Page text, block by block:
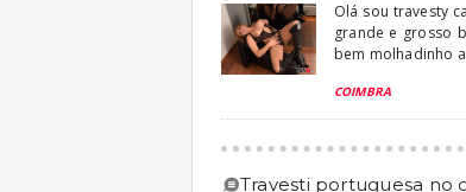
Olá sou travesty
grande e grosso
bem molhadinho
COIMBRA
travesti portuguesa no